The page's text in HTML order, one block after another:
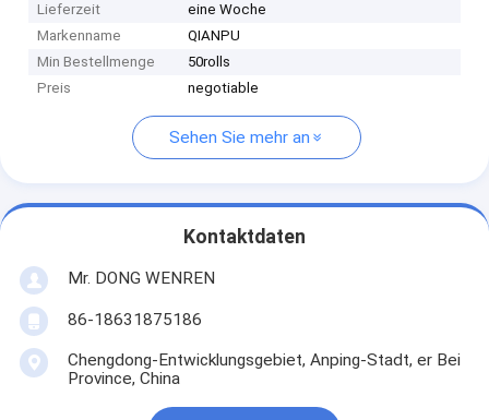
Lieferzeit
eine Woche
Markenname
QIANPU
Min Bestellmenge
50rolls
Preis
negotiable
Sehen Sie mehr an
Kontaktdaten
Mr. DONG WENREN
86-18631875186
Chengdong-Entwicklungsgebiet, Anping-Stadt, er Bei
Province, China